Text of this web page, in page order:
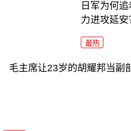
日军为何
力进攻延安
最热
毛主席让23岁的胡耀邦当副